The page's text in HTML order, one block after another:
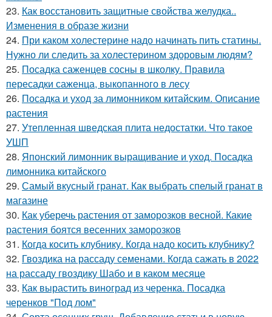
23. Как восстановить защитные свойства желудка..
Изменения в образе жизни
24. При каком холестерине надо начинать пить статины.
Нужно ли следить за холестерином здоровым людям?
25. Посадка саженцев сосны в школку. Правила
пересадки саженца, выкопанного в лесу
26. Посадка и уход за лимонником китайским. Описание
растения
27. Утепленная шведская плита недостатки. Что такое
УШП
28. Японский лимонник выращивание и уход. Посадка
лимонника китайского
29. Самый вкусный гранат. Как выбрать спелый гранат в
магазине
30. Как уберечь растения от заморозков весной. Какие
растения боятся весенних заморозков
31. Когда косить клубнику. Когда надо косить клубнику?
32. Гвоздика на рассаду семенами. Когда сажать в 2022
на рассаду гвоздику Шабо и в каком месяце
33. Как вырастить виноград из черенка. Посадка
черенков "Под лом"